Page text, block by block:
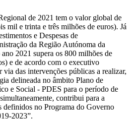
de 2021 tem o valor global de
mil e trinta e três milhões de euros). Já
e Despesas de
da Região Autónoma da
2021 supera os 800 milhões de
e de acordo com o executivo
via das intervenções públicas a realizar,
delineada no âmbito Plano de
e Social - PDES para o período de
contribui para a
definidos no Programa do Governo
2023”.